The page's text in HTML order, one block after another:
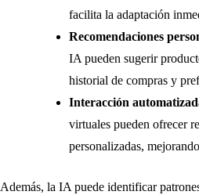
facilita la adaptación
Recomendaciones
IA pueden sugerir
historial de compras y
Interacción
virtuales pueden ofrecer
personalizadas,
Además, la IA puede identificar